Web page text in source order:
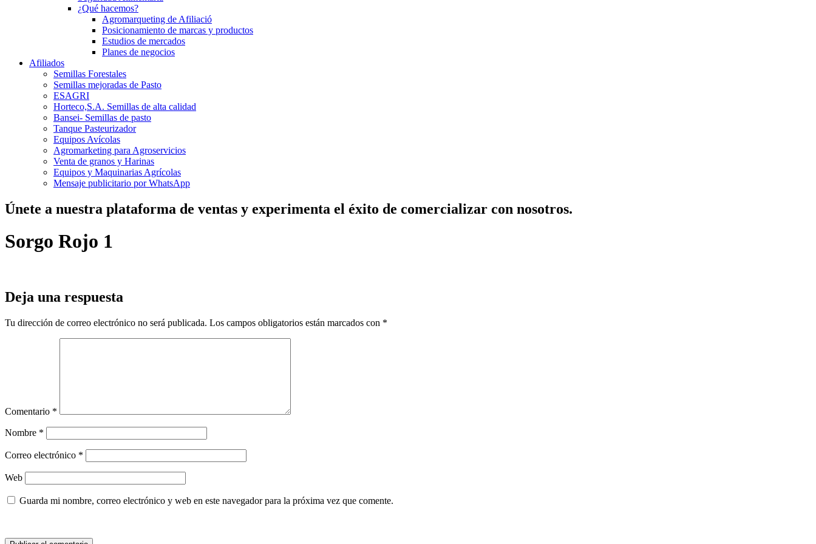
¿Qué hacemos?
Agromarqueting de Afiliació
Posicionamiento de marcas y productos
Estudios de mercados
Planes de negocios
Afiliados
Semillas Forestales
Semillas mejoradas de Pasto
ESAGRI
Horteco,S.A. Semillas de alta calidad
Bansei- Semillas de pasto
Tanque Pasteurizador
Equipos Avícolas
Agromarketing para Agroservicios
Venta de granos y Harinas
Equipos y Maquinarias Agrícolas
Mensaje publicitario por WhatsApp
Únete a nuestra plataforma de ventas y experimenta el éxito de comercializar con nosotros.
Sorgo Rojo 1
Deja una respuesta
Tu dirección de correo electrónico no será publicada. Los campos obligatorios están marcados con *
Comentario *
Nombre *
Correo electrónico *
Web
Guarda mi nombre, correo electrónico y web en este navegador para la próxima vez que comente.